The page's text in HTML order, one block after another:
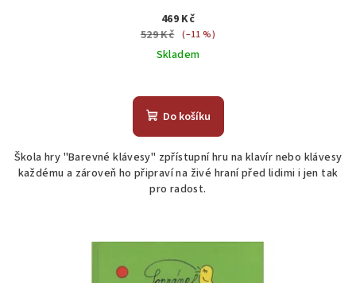
469 Kč
529 Kč (–11 %)
Skladem
hodnocení
produktu
z
5
hvězdiček.
Do košíku
Škola hry "Barevné klávesy" zpřístupní hru na klavír nebo klávesy
každému a zároveň ho připraví na živé hraní před lidimi i jen tak
pro radost.